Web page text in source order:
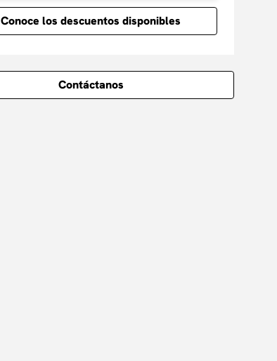
Conoce los descuentos disponibles
Contáctanos